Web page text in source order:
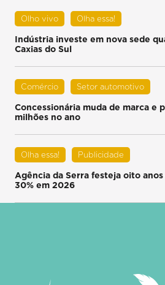
Olho vivo Olha essa!
Indústria investe em nova sede
Caxias do Sul
Comércio Setor automotivo
Concessionária muda de marca e
milhões no ano
Olha essa! Publicidade
Agência da Serra festeja oito
30% em 2026